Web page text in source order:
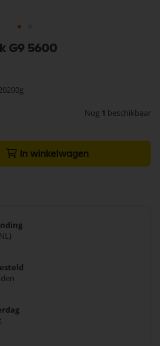
G9 5600
Nog 1 beschikbaar
In winkelwagen